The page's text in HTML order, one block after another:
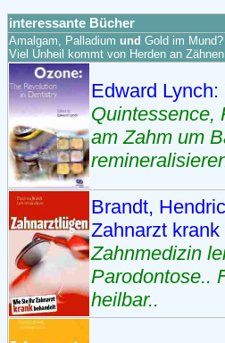
interessante Bücher
Amalgam, Palladium und Gold im
Viel Unheil kommt von Herden an
Edward
Quintessence,
am Zahm um
Brandt,
Zahnarzt
Zahnmedizin
Parodontose..
heilbar..